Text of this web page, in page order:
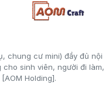
chung cư mini) đầy đủ nội
sinh viên, người đi làm,
Holding].